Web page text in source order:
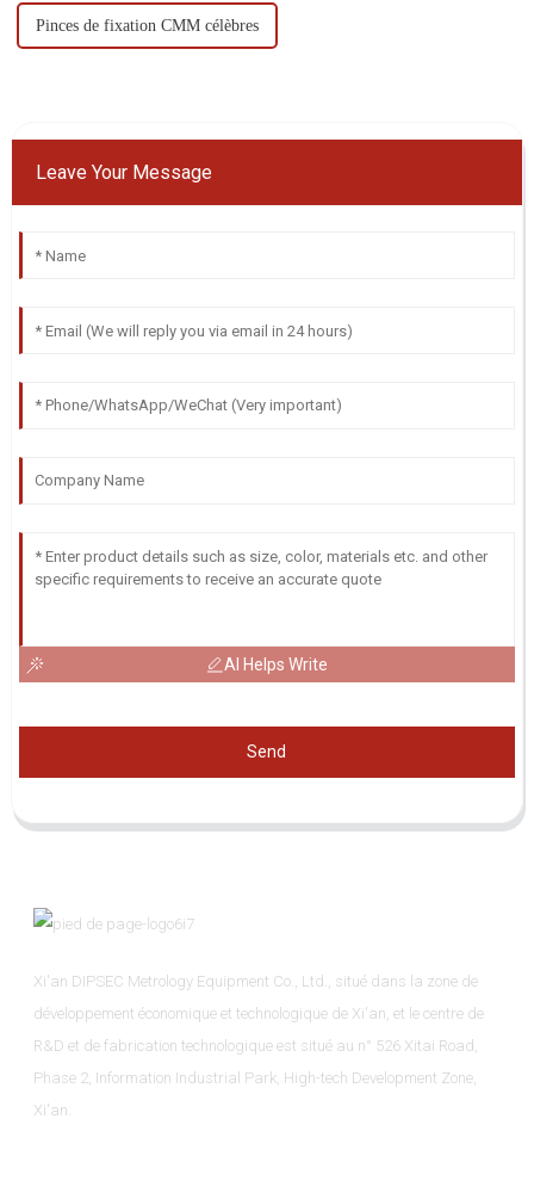
Pinces de fixation CMM célèbres
Leave Your Message
AI Helps Write
Send
Xi'an DIPSEC Metrology Equipment Co., Ltd., situé dans la zone de
développement économique et technologique de Xi'an, et le centre de
R&D et de fabrication technologique est situé au n° 526 Xitai Road,
Phase 2, Information Industrial Park, High-tech Development Zone,
Xi'an.